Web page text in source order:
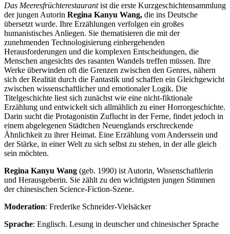
Das Meeresfrüchterestaurantist die erste Kurzgeschichtensammlung
der jungen Autorin Regina Kanyu Wang, die ins Deutsche
übersetzt wurde. Ihre Erzählungen verfolgen ein großes
humanistisches Anliegen. Sie thematisieren die mit der
zunehmenden Technologisierung einhergehenden
Herausforderungen und die komplexen Entscheidungen, die
Menschen angesichts des rasanten Wandels treffen müssen. Ihre
Werke überwinden oft die Grenzen zwischen den Genres, nähern
sich der Realität durch die Fantastik und schaffen ein Gleichgewicht
zwischen wissenschaftlicher und emotionaler Logik. Die
Titelgeschichte liest sich zunächst wie eine nicht-fiktionale
Erzählung und entwickelt sich allmählich zu einer Horrorgeschichte.
Darin sucht die Protagonistin Zuflucht in der Ferne, findet jedoch in
einem abgelegenen Städtchen Neuenglands erschreckende
Ähnlichkeit zu ihrer Heimat. Eine Erzählung vom Anderssein und
der Stärke, in einer Welt zu sich selbst zu stehen, in der alle gleich
sein möchten.
Regina Kanyu Wang (geb. 1990) ist Autorin, Wissenschaftlerin
und Herausgeberin. Sie zählt zu den wichtigsten jungen Stimmen
der chinesischen Science-Fiction-Szene.
Moderation: Frederike Schneider-Vielsäcker
Sprache: Englisch. Lesung in deutscher und chinesischer Sprache